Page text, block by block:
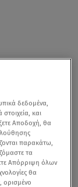
δεδομένα,
και
Αποδοχή, θα
παρακάτω,
τα
Απόρριψη όλων
θα
ορισμένο